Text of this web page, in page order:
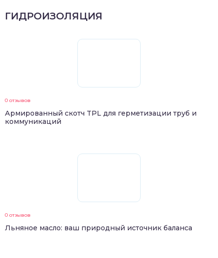
ГИДРОИЗОЛЯЦИЯ
0 отзывов
Армированный скотч TPL для герметизации труб и
коммуникаций
0 отзывов
Льняное масло: ваш природный источник баланса